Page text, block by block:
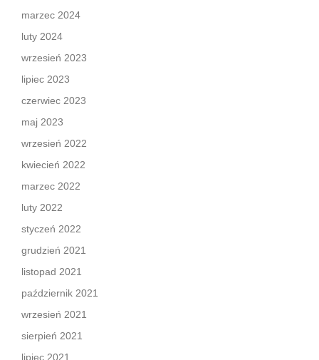
marzec 2024
luty 2024
wrzesień 2023
lipiec 2023
czerwiec 2023
maj 2023
wrzesień 2022
kwiecień 2022
marzec 2022
luty 2022
styczeń 2022
grudzień 2021
listopad 2021
październik 2021
wrzesień 2021
sierpień 2021
lipiec 2021